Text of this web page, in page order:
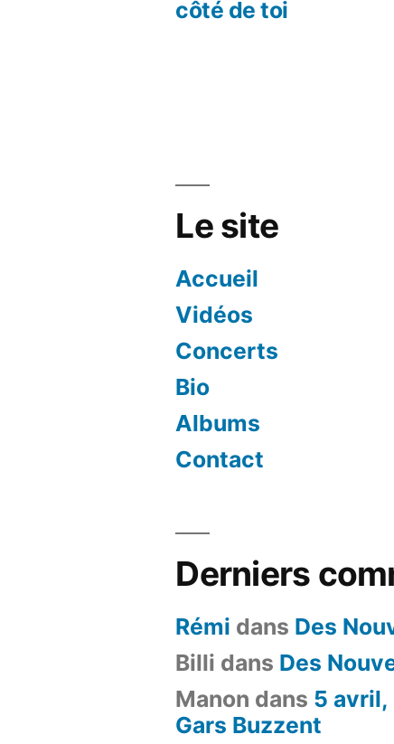
côté de toi
Le site
Accueil
Vidéos
Concerts
Bio
Albums
Contact
Derniers
Rémi dans Des
Billi dans Des
Manon dans 5 avril,
Gars Buzzent